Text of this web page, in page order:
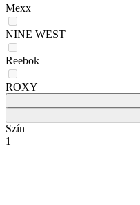
Mexx
NINE WEST
Reebok
ROXY
Szín
1